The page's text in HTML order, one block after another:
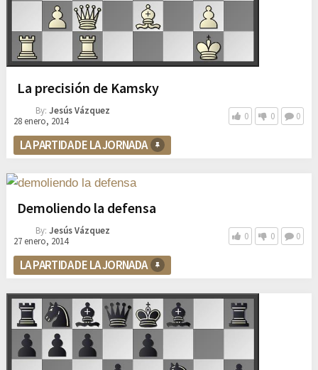
La precisión de Kamsky
By: Jesús Vázquez
28 enero, 2014
0 0 0
LA PARTIDA DE LA JORNADA
Demoliendo la defensa
By: Jesús Vázquez
27 enero, 2014
0 0 0
LA PARTIDA DE LA JORNADA